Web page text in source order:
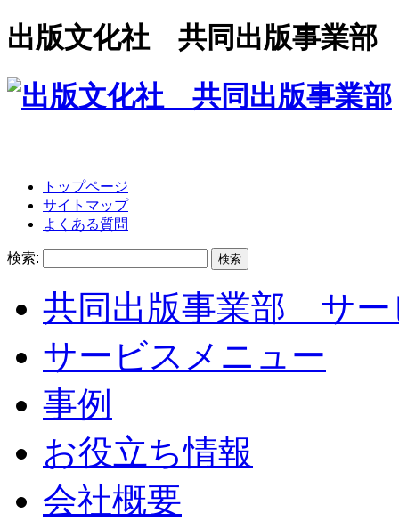
出版文化社 共同出版事業部
トップページ
サイトマップ
よくある質問
検索:
共同出版事業部 サー
サービスメニュー
事例
お役立ち情報
会社概要